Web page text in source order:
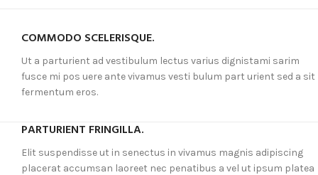
COMMODO SCELERISQUE.
Ut a parturient ad vestibulum lectus varius dignistami sarim
fusce mi pos uere ante vivamus vesti bulum part urient sed a sit
fermentum eros.
PARTURIENT FRINGILLA.
Elit suspendisse ut in senectus in vivamus magnis adipiscing
placerat accumsan laoreet nec penatibus a vel ut ipsum platea